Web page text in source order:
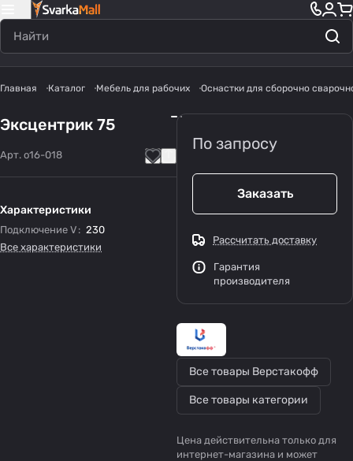
Главная Каталог Мебель для рабочих Оснастки для сборочно
Эксцентрик 75
Арт. o16-018
Характеристики
Подключение V : 230
Все характеристики
По запросу
Заказать
Рассчитать доставку
Гарантия
производителя
Все товары Верстакофф
Все товары категории
Цена действительна только для
интернет-магазина и может